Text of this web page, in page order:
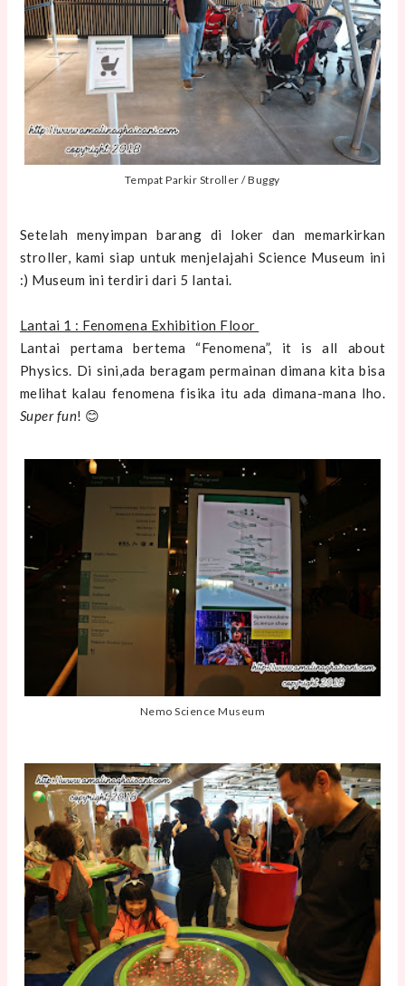
Tempat Parkir Stroller / Buggy
Setelah menyimpan barang di loker dan memarkirkan
stroller, kami siap untuk menjelajahi Science Museum ini
:) Museum ini terdiri dari 5 lantai.
Lantai 1 : Fenomena Exhibition Floor
Lantai pertama bertema “Fenomena”, it is all about
Physics. Di sini,ada beragam permainan dimana kita bisa
melihat kalau fenomena fisika itu ada dimana-mana lho.
Super fun! 😊
Nemo Science Museum